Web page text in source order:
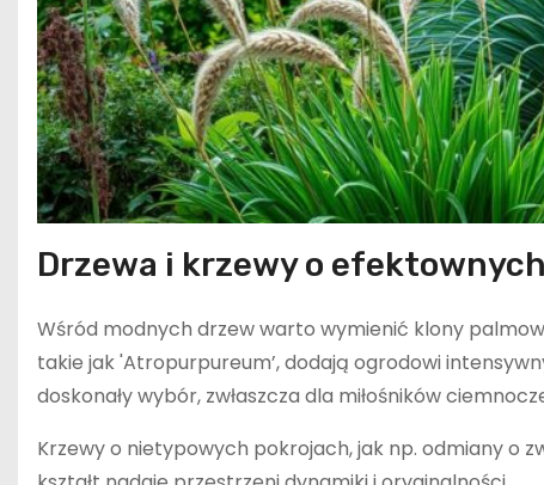
Drzewa i krzewy o
Wśród modnych drzew warto wymienić klony
takie jak 'Atropurpureum’, dodają ogrodowi
doskonały wybór, zwłaszcza dla miłośników
Krzewy o nietypowych pokrojach, jak np. odmiany o